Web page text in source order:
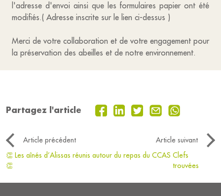
l'adresse d'envoi ainsi que les formulaires papier ont été
modifiés.( Adresse inscrite sur le lien ci-dessus )
Merci de votre collaboration et de votre engagement pour
la préservation des abeilles et de notre environnement.
Partagez l'article
Article précédent
Article suivant
👏 Les aînés d’Alissas réunis autour du repas du CCAS
👏
Clefs
trouvées